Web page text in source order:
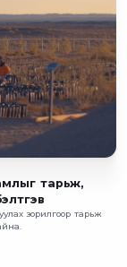
тарьж,
зорилгоор тарьж